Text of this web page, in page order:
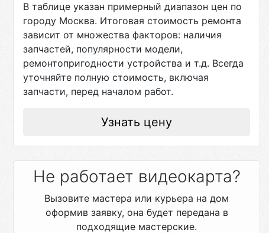
В таблице указан примерный диапазон цен по
городу Москва. Итоговая стоимость ремонта
зависит от множества факторов: наличия
запчастей, популярности модели,
ремонтопригодности устройства и т.д. Всегда
уточняйте полную стоимость, включая
запчасти, перед началом работ.
Узнать цену
Не работает видеокарта?
Вызовите мастера или курьера на дом
оформив заявку, она будет передана в
подходящие мастерские.